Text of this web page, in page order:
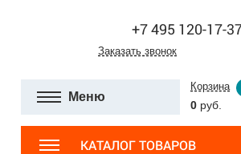
+7 495 120-17-
Заказать звонок
Меню
Корзина
0 руб.
КАТАЛОГ ТОВАРОВ